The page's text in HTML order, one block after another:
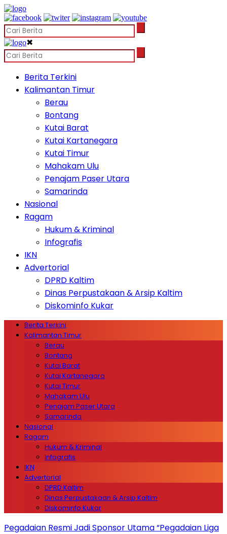
✖
Berita Terkini
Kalimantan Timur
Berau
Bontang
Kutai Barat
Kutai Kartanegara
Kutai Timur
Mahakam Ulu
Penajam Paser Utara
Samarinda
Nasional
Ragam
Hukum & Kriminal
Infografis
IKN
Advertorial
DPRD Kaltim
Dinas Perpustakaan & Arsip Kaltim
Diskominfo Kukar
Berita Terkini
Kalimantan Timur
Berau
Bontang
Kutai Barat
Kutai Kartanegara
Kutai Timur
Mahakam Ulu
Penajam Paser Utara
Samarinda
Nasional
Ragam
Hukum & Kriminal
Infografis
IKN
Advertorial
DPRD Kaltim
Dinas Perpustakaan & Arsip Kaltim
Diskominfo Kukar
Pegadaian Resmi Jadi Sponsor Utama “Pegadaian Liga